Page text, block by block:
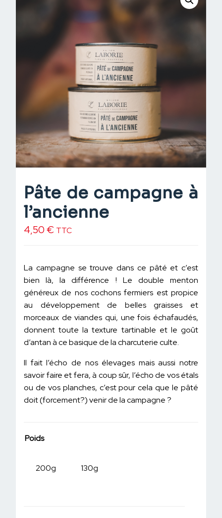
Pâte de campagne à
l’ancienne
4,50€ TTC
La campagne se trouve dans ce pâté et c’est
bien là, la différence ! Le double menton
généreux de nos cochons fermiers est propice
au développement de belles graisses et
morceaux de viandes qui, une fois échafaudés,
donnent toute la texture tartinable et le goût
d’antan à ce basique de la charcuterie culte.
Il fait l’écho de nos élevages mais aussi notre
savoir faire et fera, à coup sûr, l’écho de vos étals
ou de vos planches, c’est pour cela que le pâté
doit (forcement?) venir de la campagne ?
Poids
200g 130g